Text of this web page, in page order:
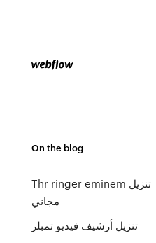
On the blog
Thr ringer eminem تنزيل
مجاني
تنزيل أرشيف فيديو تمبلر